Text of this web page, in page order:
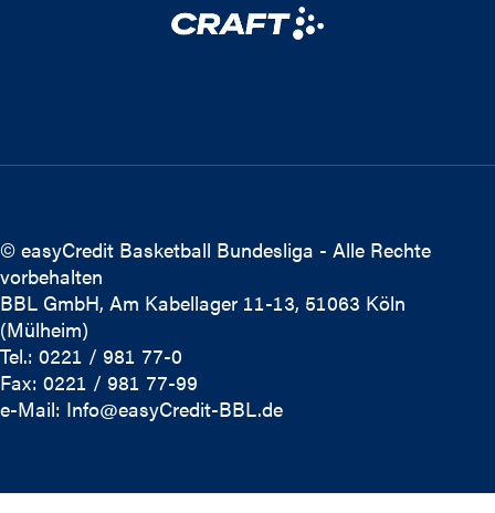
© easyCredit Basketball Bundesliga - Alle Rechte
vorbehalten
BBL GmbH, Am Kabellager 11-13, 51063 Köln
(Mülheim)
Tel.: 0221 / 981 77-0
Fax: 0221 / 981 77-99
e-Mail: Info@easyCredit-BBL.de